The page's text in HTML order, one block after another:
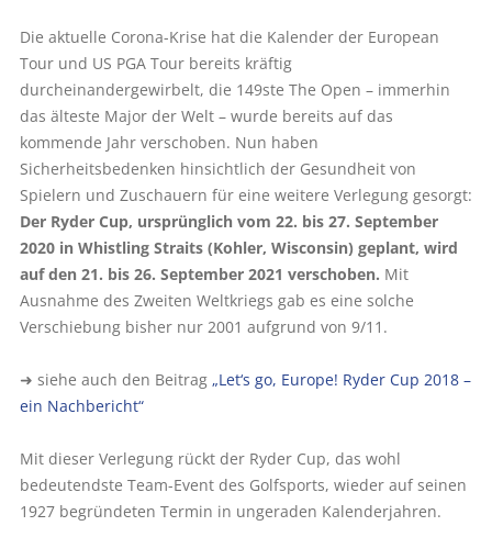
Die aktuelle Corona-Krise hat die Kalender der European
Tour und US PGA Tour bereits kräftig
durcheinandergewirbelt, die 149ste The Open – immerhin
das älteste Major der Welt – wurde bereits auf das
kommende Jahr verschoben. Nun haben
Sicherheitsbedenken hinsichtlich der Gesundheit von
Spielern und Zuschauern für eine weitere Verlegung gesorgt:
Der Ryder Cup, ursprünglich vom 22. bis 27. September
2020 in Whistling Straits (Kohler, Wisconsin) geplant, wird
auf den 21. bis 26. September 2021 verschoben. Mit
Ausnahme des Zweiten Weltkriegs gab es eine solche
Verschiebung bisher nur 2001 aufgrund von 9/11.
➜ siehe auch den Beitrag „Let‘s go, Europe! Ryder Cup 2018 –
ein Nachbericht“
Mit dieser Verlegung rückt der Ryder Cup, das wohl
bedeutendste Team-Event des Golfsports, wieder auf seinen
1927 begründeten Termin in ungeraden Kalenderjahren.